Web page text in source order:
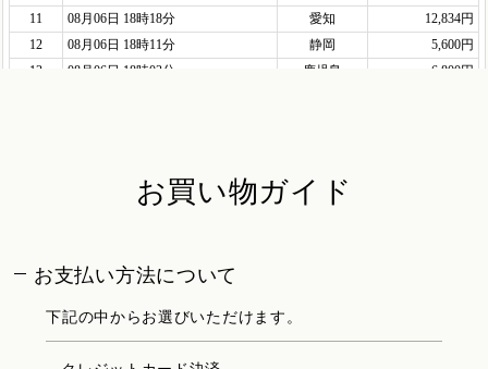
お買い物ガイド
お支払い方法について
下記の中からお選びいただけます。